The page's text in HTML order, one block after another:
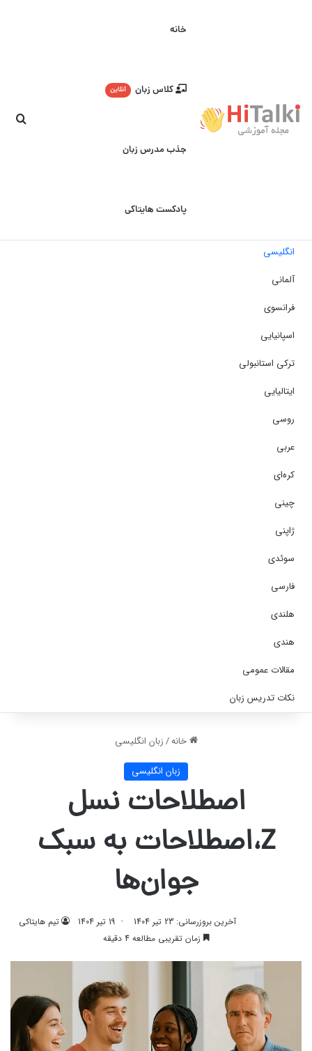
خانه
کلاس زبان آنلاین
جذب مدرس زبان
پادکست هایتاکی
انگلیسی
آلمانی
فرانسوی
اسپانیایی
ترکی استانبولی
ایتالیایی
روسی
عربی
کره‌ای
چینی
ژاپنی
سوئدی
فارسی
هلندی
هندی
مقالات عمومی
نکات تدریس زبان
خانه/زبان انگلیسی
زبان انگلیسی
اصطلاحات نسل
Z،اصطلاحات به سبک
جوان‌ها
تیم هایتاکی 19 تیر 1404
آخرین بروزرسانی: 23 تیر 1404
زمان تقریبی مطالعه 4 دقیقه